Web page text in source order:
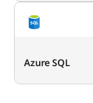
Azure SQL